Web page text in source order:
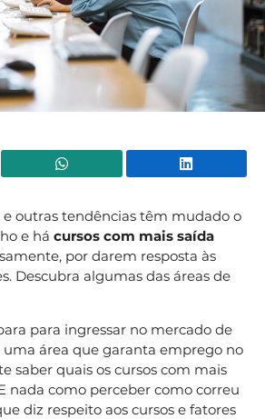
Facebook WhatsApp
outras tendências têm mudado o
e há cursos com mais saída
por darem resposta às
Descubra algumas das áreas de
para ingressar no mercado de
área que garanta emprego no
saber quais os cursos com mais
nada como perceber como correu
diz respeito aos cursos e fatores